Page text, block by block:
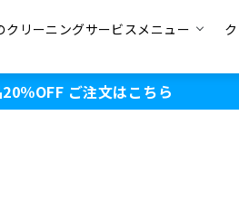
クリーニングサービスメニュー
％OFF ご注文はこちら